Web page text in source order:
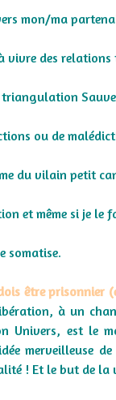
mon/ma
vivre des relations
ou de
du vilain petit
et même si je
somatise.
être
à un
Univers, est le
merveilleuse
! Et le but de la